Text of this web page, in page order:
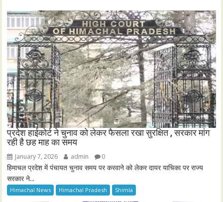
प्रदेश हाईकोर्ट ने चुनाव को लेकर फैसला रखा सुरक्षित , सरकार मांग
रही है छह माह का समय
January 7, 2026 admin 0
हिमाचल प्रदेश में पंचायत चुनाव समय पर करवाने को लेकर दायर याचिका पर राज्य
सरकार ने...
Himachal News Himachal Pradesh Shimla